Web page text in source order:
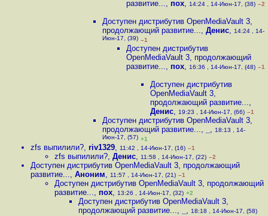
развитие..., пох, 14:24 , 14-Июн-17, (38) –2
Доступен дистрибутив OpenMediaVault 3,
продолжающий развитие..., Денис, 14:24 , 14-
Июн-17, (39) –1
Доступен дистрибутив
OpenMediaVault 3, продолжающий
развитие..., пох, 16:36 , 14-Июн-17, (48) –1
Доступен дистрибутив
OpenMediaVault 3,
продолжающий развитие...,
Денис, 19:23 , 14-Июн-17, (66) –1
Доступен дистрибутив OpenMediaVault 3,
продолжающий развитие..., , 18:13 , 14-
Июн-17, (57) +1
zfs выпилили?, riv1329, 11:42 , 14-Июн-17, (16) –1
zfs выпилили?, Денис, 11:58 , 14-Июн-17, (22) –2
Доступен дистрибутив OpenMediaVault 3, продолжающий
развитие..., Аноним, 11:57 , 14-Июн-17, (21) –1
Доступен дистрибутив OpenMediaVault 3, продолжающий
развитие..., пох, 13:26 , 14-Июн-17, (32) +2
Доступен дистрибутив OpenMediaVault 3,
продолжающий развитие..., , 18:18 , 14-Июн-17, (58)